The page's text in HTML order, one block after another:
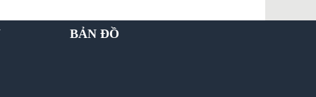
BẢN ĐỒ